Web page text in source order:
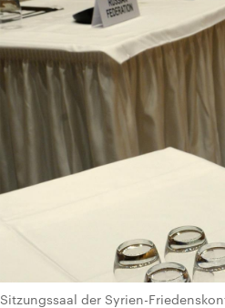
Sitzungssaal der Syrien-